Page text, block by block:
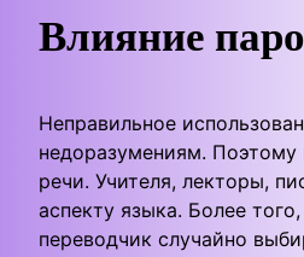
Влияние
Неправильное
недоразумениям.
речи. Учителя, лекторы,
аспекту языка. Более
переводчик случайно